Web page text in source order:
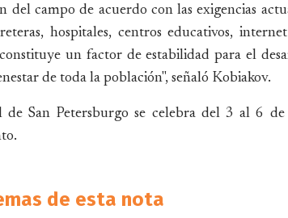
campo de acuerdo con las exigencias
hospitales, centros educativos,
un factor de estabilidad para el
de toda la población", señaló Kobiakov.
San Petersburgo se celebra del 3 al 6
de esta nota